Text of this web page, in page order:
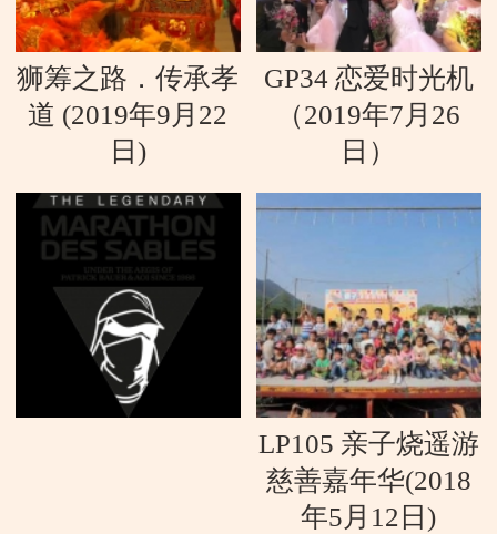
狮筹之路．传承孝
道 (2019年9月22
日)
GP34 恋爱时光机
（2019年7月26
日）
LP105 亲子烧遥游
慈善嘉年华(2018
年5月12日)